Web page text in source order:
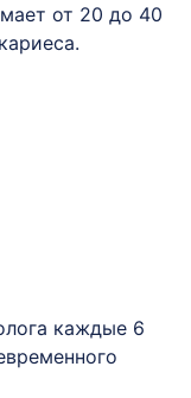
от 20 до 40
каждые 6